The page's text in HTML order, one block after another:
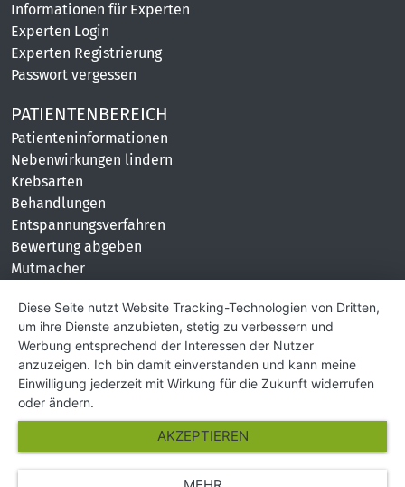
Informationen für Experten
Experten Login
Experten Registrierung
Passwort vergessen
PATIENTENBEREICH
Patienteninformationen
Nebenwirkungen lindern
Krebsarten
Behandlungen
Entspannungsverfahren
Bewertung abgeben
Mutmacher
KONTAKT
Impressum
Hilfe und Kontakt
Partner
Presse
Über Uns
Diese Seite nutzt Website Tracking-Technologien von Dritten,
um ihre Dienste anzubieten, stetig zu verbessern und
Werbung entsprechend der Interessen der Nutzer
anzuzeigen. Ich bin damit einverstanden und kann meine
Einwilligung jederzeit mit Wirkung für die Zukunft widerrufen
oder ändern.
AKZEPTIEREN